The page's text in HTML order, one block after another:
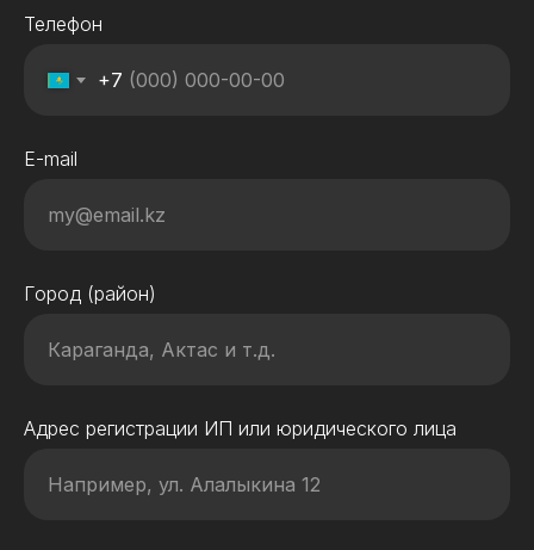
Телефон
+7
E-mail
Город (район)
Адрес регистрации ИП или юридического лица